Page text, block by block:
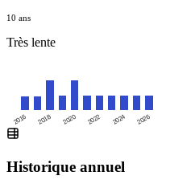
10 ans
Très lente
2016 2018 2020 2022 2024 2026
Historique annuel